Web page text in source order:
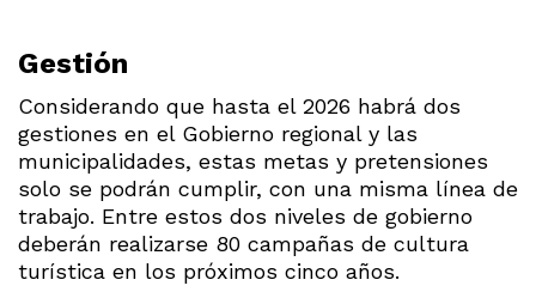
Gestión
Considerando que hasta el 2026 habrá dos
gestiones en el Gobierno regional y las
municipalidades, estas metas y pretensiones
solo se podrán cumplir, con una misma línea de
trabajo. Entre estos dos niveles de gobierno
deberán realizarse 80 campañas de cultura
turística en los próximos cinco años.